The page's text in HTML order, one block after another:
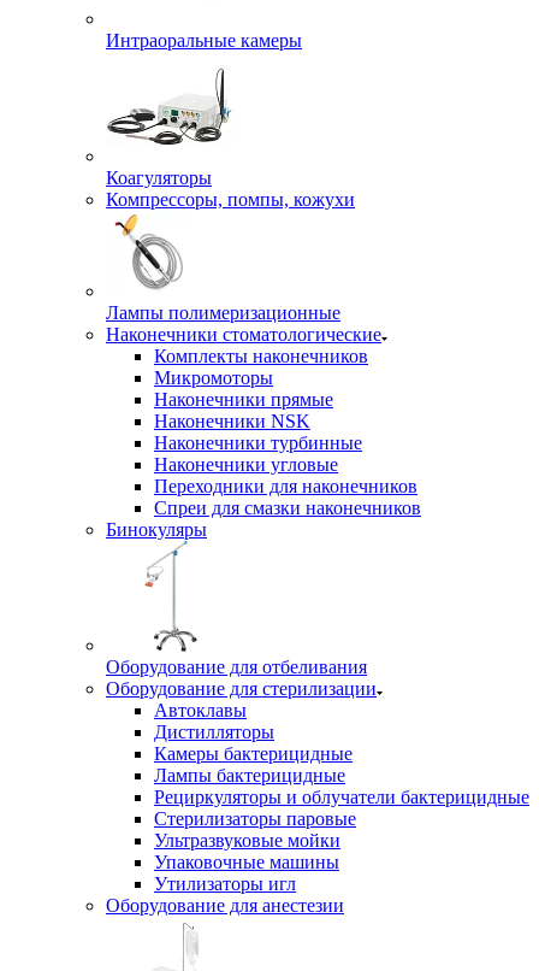
Интраоральные камеры
Коагуляторы
Компрессоры, помпы, кожухи
Лампы полимеризационные
Наконечники стоматологические
Комплекты наконечников
Микромоторы
Наконечники прямые
Наконечники NSK
Наконечники турбинные
Наконечники угловые
Переходники для наконечников
Спреи для смазки наконечников
Бинокуляры
Оборудование для отбеливания
Оборудование для стерилизации
Автоклавы
Дистилляторы
Камеры бактерицидные
Лампы бактерицидные
Рециркуляторы и облучатели бактерицидные
Стерилизаторы паровые
Ультразвуковые мойки
Упаковочные машины
Утилизаторы игл
Оборудование для анестезии